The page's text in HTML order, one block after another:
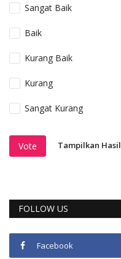
Sangat Baik
Baik
Kurang Baik
Kurang
Sangat Kurang
Vote Tampilkan Hasil
FOLLOW US
Facebook